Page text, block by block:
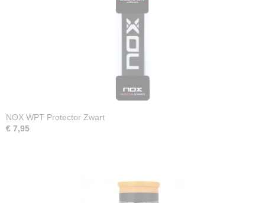
NOX WPT Protector Zwart
€ 7,95